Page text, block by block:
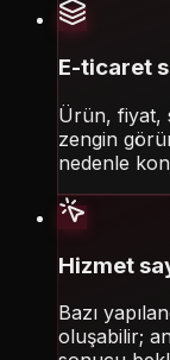
E-ticaret
Ürün, fiyat,
zengin
nedenle
Hizmet
Bazı
oluşabilir;